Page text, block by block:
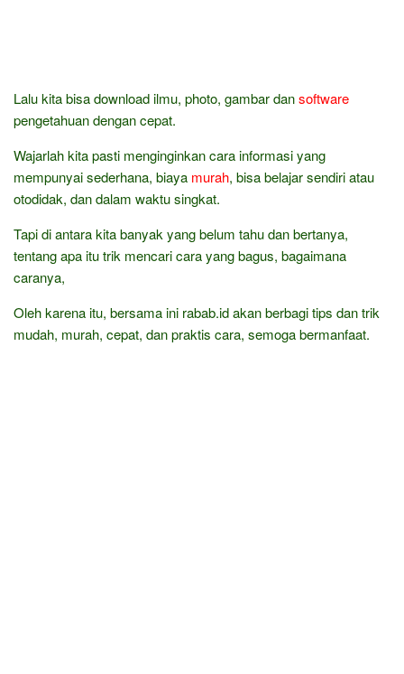
Lalu kita bisa download ilmu, photo, gambar dansoftware
pengetahuan dengan cepat.
Wajarlah kita pasti menginginkan cara informasi yang
mempunyai sederhana, biaya murah, bisa belajar sendiri atau
otodidak, dan dalam waktu singkat.
Tapi di antara kita banyak yang belum tahu dan bertanya,
tentang apa itu trik mencari cara yang bagus, bagaimana
caranya,
Oleh karena itu, bersama ini rabab.id akan berbagi tips dan trik
mudah, murah, cepat, dan praktis cara, semoga bermanfaat.